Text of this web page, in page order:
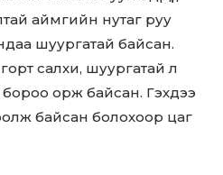
up for our newsletter
in the loop.
SUBSCRIBE
аймгийн нутаг руу
шуургатай байсан.
салхи, шуургатай л
орж байсан. Гэхдээ
байсан болохоор цаг